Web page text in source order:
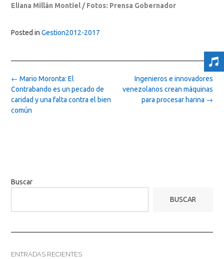
Eliana Millán Montiel / Fotos: Prensa Gobernador
Posted in Gestion2012-2017
Post
navigation
Ingenieros e innovadores
venezolanos crean máquinas
para procesar harina →
← Mario Moronta: El
Contrabando es un pecado de
caridad y una falta contra el bien
común
Buscar
BUSCAR
ENTRADAS RECIENTES